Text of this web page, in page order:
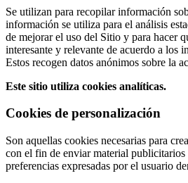
Se utilizan para recopilar información
información se utiliza para el análisis
de mejorar el uso del Sitio y para hacer
interesante y relevante de acuerdo a los
Estos recogen datos anónimos sobre la
Este sitio utiliza cookies analíticas.
Cookies de personalización
Son aquellas cookies necesarias para
con el fin de enviar material publicitarios
preferencias expresadas por el usuario